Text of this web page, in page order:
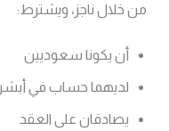
من خلال ناجز، ويشترط:
أن يكونا سعوديين
لديهما حساب في أبشر
يصادقان على العقد